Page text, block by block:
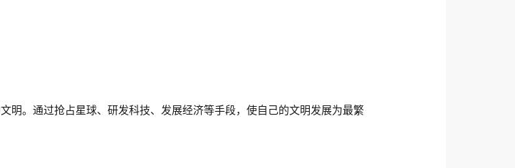
明。通过抢占星球、研发科技、发展经济等手段，使自己的文明发展为最繁